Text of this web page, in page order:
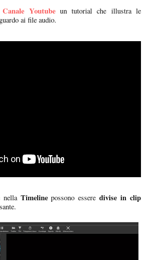
Canale Youtubeun tutorial che illustra le
ai file audio.
nella Timelinepossono esseredivise in clip